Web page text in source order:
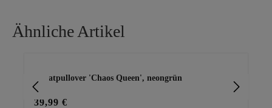
Ähnliche Artikel
Sweatpullover 'Chaos Queen', neongrün
39,99 €